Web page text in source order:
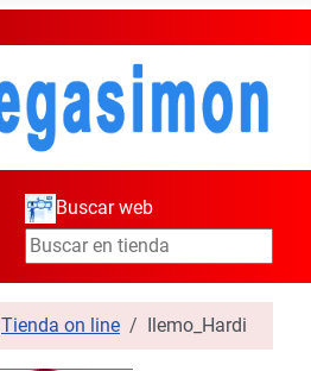
Buscar web
Tienda on line Ilemo_Hardi